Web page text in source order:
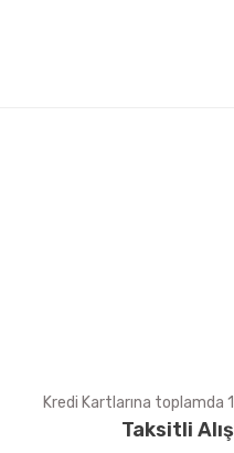
Kredi Kartlarına toplamda
Taksitli